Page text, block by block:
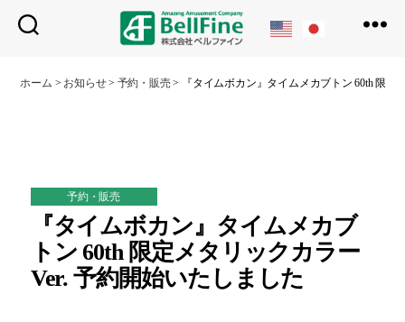
フ
ホーム > お知らせ> 予約・販売> 『タイムボカン』タイムメカブトン 60th 限
予約・販売
『タイムボカン』タイムメカブ
トン 60th 限定メタリックカラー
Ver. 予約開始いたしました